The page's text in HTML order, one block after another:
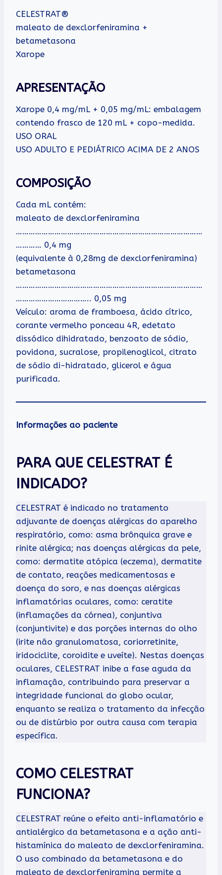
CELESTRAT®
maleato de dexclorfeniramina +
betametasona
Xarope
APRESENTAÇÃO
Xarope 0,4 mg/mL + 0,05 mg/mL: embalagem
contendo frasco de 120 mL + copo-medida.
USO ORAL
USO ADULTO E PEDIÁTRICO ACIMA DE 2 ANOS
COMPOSIÇÃO
Cada mL contém:
maleato de dexclorfeniramina
……………………………………………………………………………
………… 0,4 mg
(equivalente à 0,28mg de dexclorfeniramina)
betametasona
……………………………………………………………………………
…………………………….. 0,05 mg
Veículo: aroma de framboesa, ácido cítrico,
corante vermelho ponceau 4R, edetato
dissódico dihidratado, benzoato de sódio,
povidona, sucralose, propilenoglicol, citrato
de sódio di-hidratado, glicerol e água
purificada.
Informações ao paciente
PARA QUE CELESTRAT É
INDICADO?
CELESTRAT é indicado no tratamento
adjuvante de doenças alérgicas do aparelho
respiratório, como: asma brônquica grave e
rinite alérgica; nas doenças alérgicas da pele,
como: dermatite atópica (eczema), dermatite
de contato, reações medicamentosas e
doença do soro, e nas doenças alérgicas
inflamatórias oculares, como: ceratite
(inflamações da córnea), conjuntiva
(conjuntivite) e das porções internas do olho
(irite não granulomatosa, coriorretinite,
iridociclite, coroidite e uveíte). Nestas doenças
oculares, CELESTRAT inibe a fase aguda da
inflamação, contribuindo para preservar a
integridade funcional do globo ocular,
enquanto se realiza o tratamento da infecção
ou de distúrbio por outra causa com terapia
específica.
COMO CELESTRAT
FUNCIONA?
CELESTRAT reúne o efeito anti-inflamatório e
antialérgico da betametasona e a ação anti-
histamínica do maleato de dexclorfeniramina.
O uso combinado da betametasona e do
maleato de dexclorfeniramina permite a